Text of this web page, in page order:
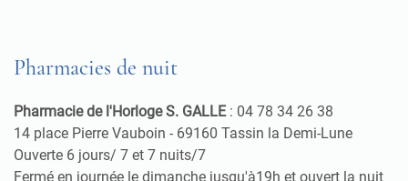
Pharmacies de nuit
Pharmacie de l'Horloge S. GALLE: 04 78 34 26 38
14 place Pierre Vauboin - 69160 Tassin la Demi-Lune
Ouverte 6 jours/ 7 et 7 nuits/7
Fermé en journée le dimanche jusqu'à19h et ouvert la nuit